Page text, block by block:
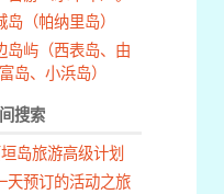
（帕纳里岛）
岛屿（西表岛、由
岛、小浜岛）
搜索
岛旅游高级计划
天预订的活动之旅